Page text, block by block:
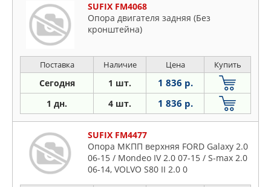
SUFIX FM4068
Опора двигателя задняя (Без
кронштейна)
Поставка Наличие Цена Купить
Сегодня 1 шт. 1 836 р.
1 дн. 4 шт. 1 836 р.
SUFIX FM4477
Опора МКПП верхняя FORD Galaxy 2.0
06-15 / Mondeo IV 2.0 07-15 / S-max 2.0
06-14, VOLVO S80 II 2.0 0